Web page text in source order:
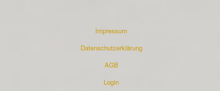
Impressum
Datenschutzerklärung
AGB
Login